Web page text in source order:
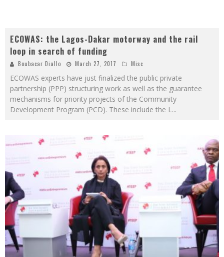
ECOWAS: the Lagos-Dakar motorway and the rail
loop in search of funding
Boubacar Diallo March 27, 2017 Misc
ECOWAS experts have just finalized the public private
partnership (PPP) structuring work as well as the guarantee
mechanisms for priority projects of the Community
Development Program (PCD). These include the L...